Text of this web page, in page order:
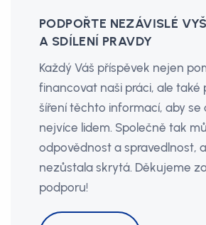
PODPOŘTE NEZÁVISLÉ
A SDÍLENÍ PRAVDY
Každý Váš příspěvek nejen
financovat naši práci, ale také
šíření těchto informací, aby se
nejvíce lidem. Společně tak
odpovědnost a spravedlnost,
nezůstala skrytá. Děkujeme
podporu!